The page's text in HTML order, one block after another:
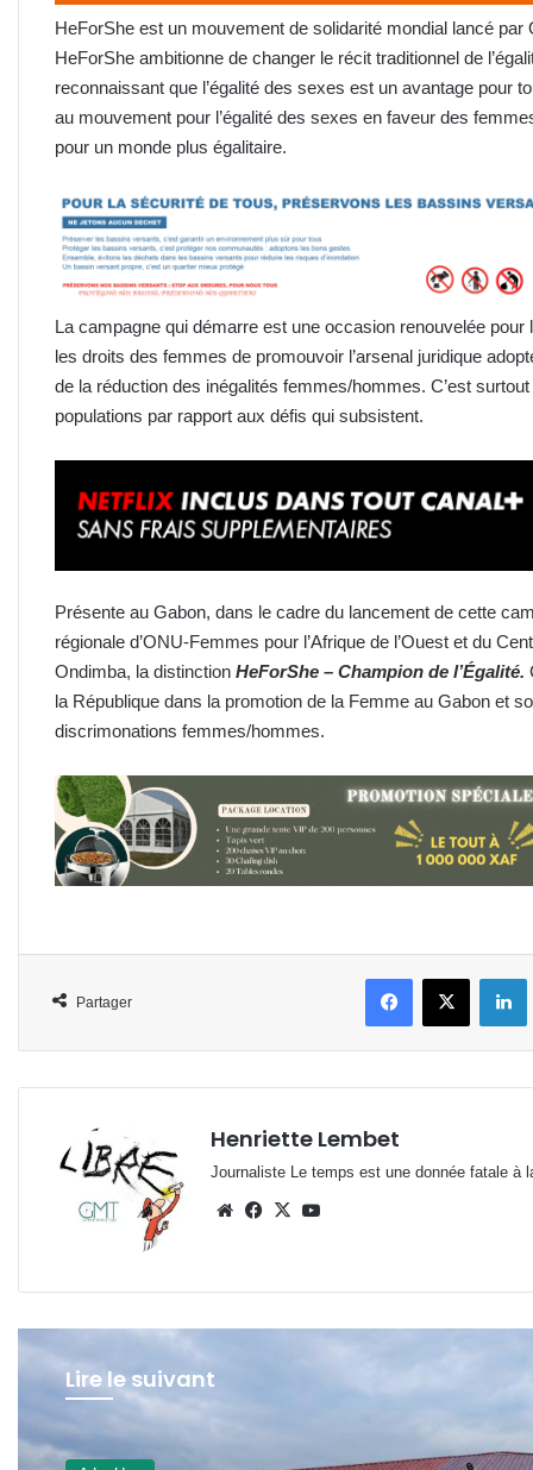
HeForShe est un mouvement de solidarité mondial lancé
HeForShe ambitionne de changer le récit traditionnel de
reconnaissant que l’égalité des sexes est un avantage pour
au mouvement pour l’égalité des sexes en faveur des
pour un monde plus égalitaire.
La campagne qui démarre est une occasion renouvelée
les droits des femmes de promouvoir l’arsenal juridique
de la réduction des inégalités femmes/hommes. C’est
populations par rapport aux défis qui subsistent.
Présente au Gabon, dans le cadre du lancement de cette
régionale d’ONU-Femmes pour l’Afrique de l’Ouest et du
Ondimba, la distinction HeForShe – Champion de l’Égalité.
la République dans la promotion de la Femme au Gabon et
discrimonations femmes/hommes.
Partager
FacebookX
Henriette Lembet
Journaliste Le temps est une donnée fatale à
WebsiteFacebook
X
Lire le suivant